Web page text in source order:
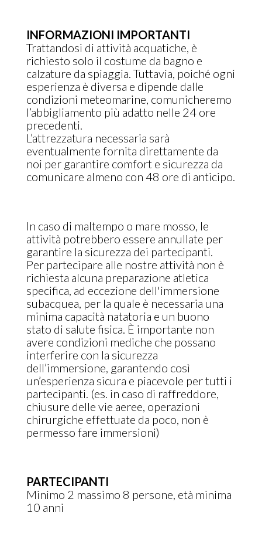
INFORMAZIONI IMPORTANTI
Trattandosi di attività acquatiche, è
richiesto solo il costume da bagno e
calzature da spiaggia. Tuttavia, poiché ogni
esperienza è diversa e dipende dalle
condizioni meteomarine, comunicheremo
l’abbigliamento più adatto nelle 24 ore
precedenti.
L’attrezzatura necessaria sarà
eventualmente fornita direttamente da
noi per garantire comfort e sicurezza da
comunicare almeno con 48 ore di anticipo.
In caso di maltempo o mare mosso, le
attività potrebbero essere annullate per
garantire la sicurezza dei partecipanti.
Per partecipare alle nostre attività non è
richiesta alcuna preparazione atletica
specifica, ad eccezione dell'immersione
subacquea, per la quale è necessaria una
minima capacità natatoria e un buono
stato di salute fisica. È importante non
avere condizioni mediche che possano
interferire con la sicurezza
dell’immersione, garantendo così
un’esperienza sicura e piacevole per tutti i
partecipanti. (es. in caso di raffreddore,
chiusure delle vie aeree, operazioni
chirurgiche effettuate da poco, non è
permesso fare immersioni)
PARTECIPANTI
Minimo 2 massimo 8 persone, età minima
10 anni